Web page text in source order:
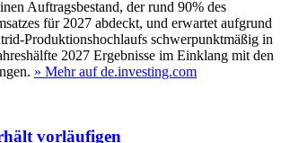
Auftragsbestand, der rund 90% des
für 2027 abdeckt, und erwartet aufgrund
Produktionshochlaufs schwerpunktmäßig in
2027 Ergebnisse im Einklang mit den
» Mehr auf de.investing.com
vorläufigen